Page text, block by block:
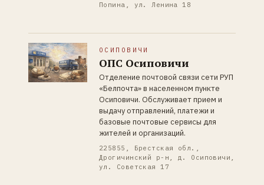
Попина, ул. Ленина 18
ОСИПОВИЧИ
ОПС Осиповичи
Отделение почтовой связи сети РУП
«Белпочта» в населенном пункте
Осиповичи. Обслуживает прием и
выдачу отправлений, платежи и
базовые почтовые сервисы для
жителей и организаций.
225855, Брестская обл.,
Дрогичинский р-н, д. Осиповичи,
ул. Советская 17